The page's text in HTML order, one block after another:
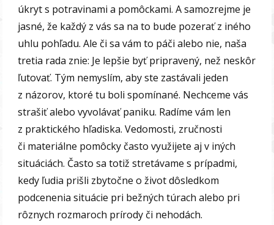
úkryt s potravinami a pomôckami. A samozrejme je
jasné, že každý z vás sa na to bude pozerať z iného
uhlu pohľadu. Ale či sa vám to páči alebo nie, naša
tretia rada znie: Je lepšie byť pripravený, než neskôr
ľutovať. Tým nemyslím, aby ste zastávali jeden
z názorov, ktoré tu boli spomínané. Nechceme vás
strašiť alebo vyvolávať paniku. Radíme vám len
z praktického hľadiska. Vedomosti, zručnosti
či materiálne pomôcky často využijete aj v iných
situáciách. Často sa totiž stretávame s prípadmi,
kedy ľudia prišli zbytočne o život dôsledkom
podcenenia situácie pri bežných túrach alebo pri
rôznych rozmaroch prírody či nehodách.